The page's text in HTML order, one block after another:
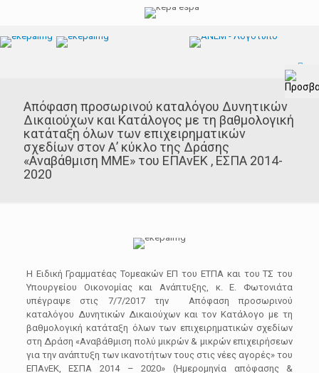
Aπόφαση προσωρινού καταλόγου Δυνητικών
Δικαιούχων και Κατάλογος με τη βαθμολογική
κατάταξη όλων των επιχειρηματικών
σχεδίων στoν Α’ κύκλο της Δράσης
«Αναβάθμιση ΜΜΕ» του ΕΠΑνΕΚ , ΕΣΠΑ 2014-
2020
Η Ειδική Γραμματέας Τομεακών ΕΠ του ΕΤΠΑ και του ΤΣ του
Υπουργείου Οικονομίας και Ανάπτυξης, κ. Ε. Φωτονιάτα
υπέγραψε στις 7/7/2017 την Aπόφαση προσωρινού
καταλόγου Δυνητικών Δικαιούχων και τον Κατάλογο με τη
βαθμολογική κατάταξη όλων των επιχειρηματικών σχεδίων
στη Δράση «Αναβάθμιση πολύ μικρών & μικρών επιχειρήσεων
για την ανάπτυξη των ικανοτήτων τους στις νέες αγορές» του
ΕΠΑνΕΚ, ΕΣΠΑ 2014 – 2020» (Ημερομηνία απόφασης &